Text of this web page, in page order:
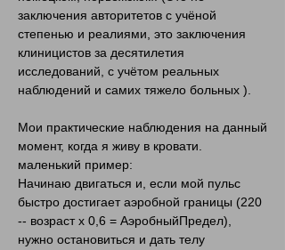
заключения авторитетов с учёной
степенью и реалиями, это заключения
клиницистов за десятилетия
исследований, с учётом реальных
наблюдений и самих тяжело больных ).
Мои практические наблюдения на данный
момент, когда я живу в кровати.
маленький пример:
Начинаю двигаться и, если мой пульс
быстро достигает аэробной границы (220
-- возраст х 0,6 = АэробныйПредел),
нужно остановиться и дать телу